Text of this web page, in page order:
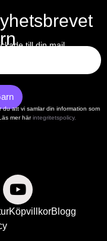
till din mail
att vi samlar din information som
mer härintegritetspolicy.
KöpvillkorBlogg